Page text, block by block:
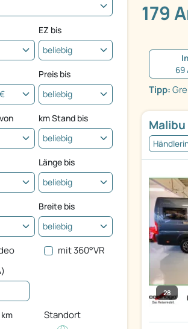
179
69
Tipp:
Malibu
28
EZ bis
Preis bis
km Stand bis
Länge bis
Breite bis
mit 360°VR
km Standort